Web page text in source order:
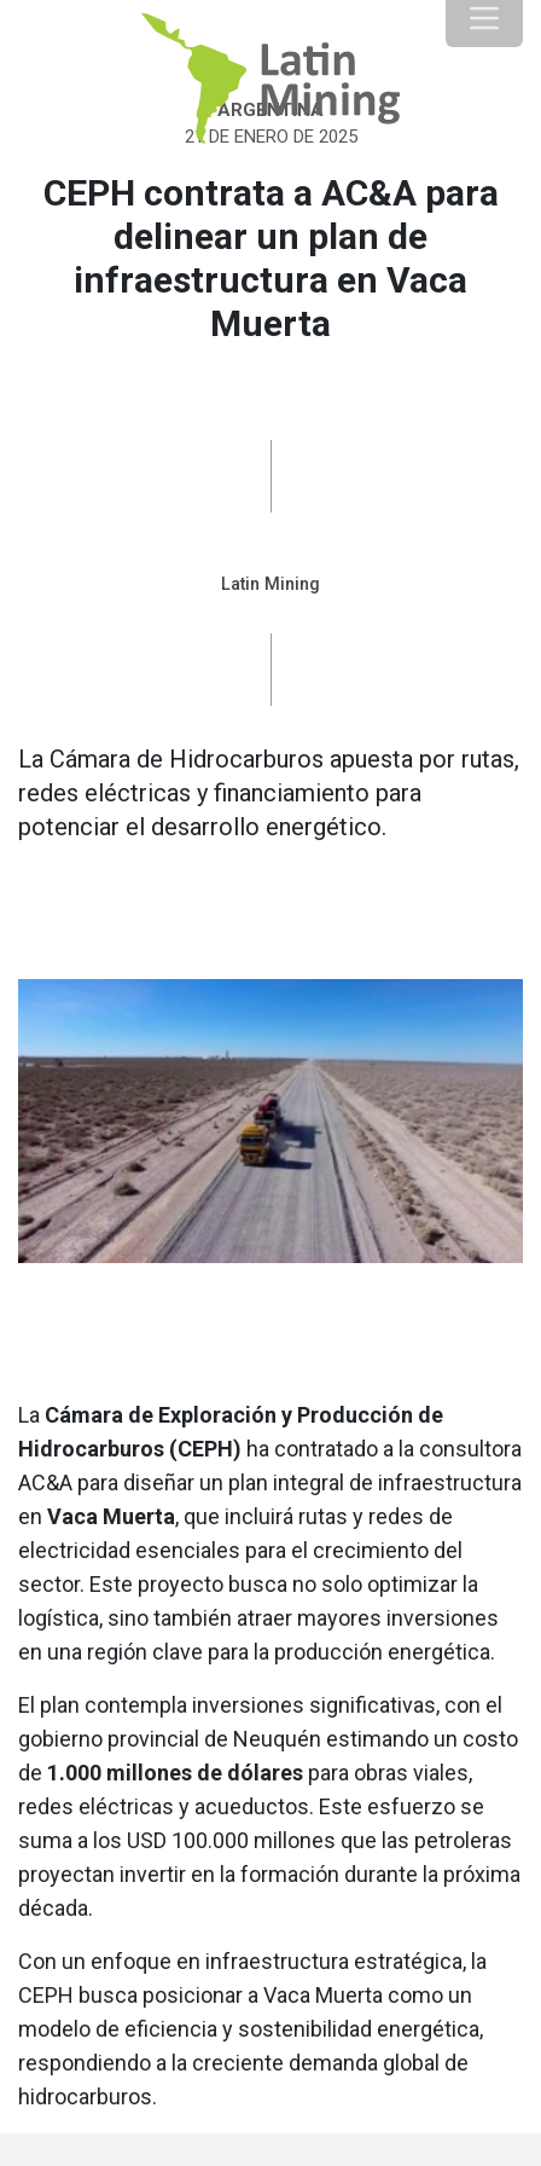
ARGENTINA
21 DE ENERO DE 2025
CEPH contrata a AC&A para
delinear un plan de
infraestructura en Vaca
Muerta
Latin Mining
La Cámara de Hidrocarburos apuesta por rutas,
redes eléctricas y financiamiento para
potenciar el desarrollo energético.
La Cámara de Exploración y Producción de
Hidrocarburos (CEPH) ha contratado a la consultora
AC&A para diseñar un plan integral de infraestructura
en Vaca Muerta, que incluirá rutas y redes de
electricidad esenciales para el crecimiento del
sector. Este proyecto busca no solo optimizar la
logística, sino también atraer mayores inversiones
en una región clave para la producción energética.
El plan contempla inversiones significativas, con el
gobierno provincial de Neuquén estimando un costo
de 1.000 millones de dólares para obras viales,
redes eléctricas y acueductos. Este esfuerzo se
suma a los USD 100.000 millones que las petroleras
proyectan invertir en la formación durante la próxima
década.
Con un enfoque en infraestructura estratégica, la
CEPH busca posicionar a Vaca Muerta como un
modelo de eficiencia y sostenibilidad energética,
respondiendo a la creciente demanda global de
hidrocarburos.